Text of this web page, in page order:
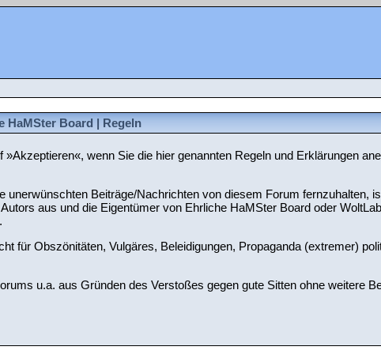
HaMSter Board | Regeln
wenn Sie die hier genannten Regeln und Erklärungen
Beiträge/Nachrichten von diesem Forum fernzuhalten,
aus und die Eigentümer von Ehrliche HaMSter Board oder
für Obszönitäten, Vulgäres, Beleidigungen, Propaganda (extremer)
u.a. aus Gründen des Verstoßes gegen gute Sitten ohne weitere